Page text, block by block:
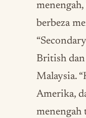
berbeza
British
Malaysia.
Amerika,
menengah